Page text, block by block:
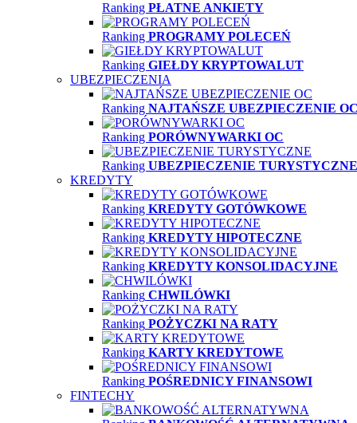
Ranking PŁATNE ANKIETY
Ranking PROGRAMY POLECEŃ
Ranking GIEŁDY KRYPTOWALUT
UBEZPIECZENIA
Ranking NAJTAŃSZE UBEZPIECZENIE
Ranking PORÓWNYWARKI OC
Ranking UBEZPIECZENIE TURYSTYCZNE
KREDYTY
Ranking KREDYTY GOTÓWKOWE
Ranking KREDYTY HIPOTECZNE
Ranking KREDYTY KONSOLIDACYJNE
Ranking CHWILÓWKI
Ranking POŻYCZKI NA RATY
Ranking KARTY KREDYTOWE
Ranking POŚREDNICY FINANSOWI
FINTECHY